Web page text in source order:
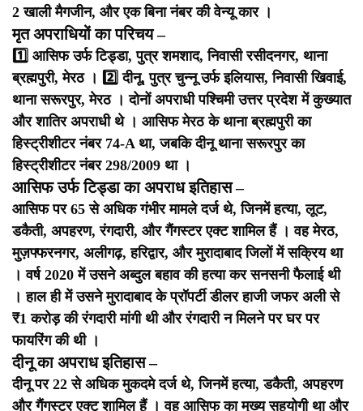
2 खाली मैगजीन, और एक बिना नंबर की वेन्यू कार ।
मृत अपराधियों का परिचय –
1️⃣ आसिफ उर्फ टिड्डा, पुत्र शमशाद, निवासी रसीदनगर, थाना
ब्रह्मपुरी, मेरठ । 2️⃣ दीनू, पुत्र चुन्नू उर्फ इलियास, निवासी खिवाई,
थाना सरूरपुर, मेरठ । दोनों अपराधी पश्चिमी उत्तर प्रदेश में कुख्यात
और शातिर अपराधी थे । आसिफ मेरठ के थाना ब्रह्मपुरी का
हिस्ट्रीशीटर नंबर 74-A था, जबकि दीनू थाना सरूरपुर का
हिस्ट्रीशीटर नंबर 298/2009 था ।
आसिफ उर्फ टिड्डा का अपराध इतिहास –
आसिफ पर 65 से अधिक गंभीर मामले दर्ज थे, जिनमें हत्या, लूट,
डकैती, अपहरण, रंगदारी, और गैंगस्टर एक्ट शामिल हैं । वह मेरठ,
मुज़फ्फरनगर, अलीगढ़, हरिद्वार, और मुरादाबाद जिलों में सक्रिय था
। वर्ष 2020 में उसने अब्दुल बहाव की हत्या कर सनसनी फैलाई थी
। हाल ही में उसने मुरादाबाद के प्रॉपर्टी डीलर हाजी जफर अली से
₹1 करोड़ की रंगदारी मांगी थी और रंगदारी न मिलने पर घर पर
फायरिंग की थी ।
दीनू का अपराध इतिहास –
दीनू पर 22 से अधिक मुकदमे दर्ज थे, जिनमें हत्या, डकैती, अपहरण
और गैंगस्टर एक्ट शामिल हैं । वह आसिफ का मुख्य सहयोगी था और